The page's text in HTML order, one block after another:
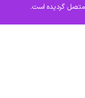
متصل گردیده است.